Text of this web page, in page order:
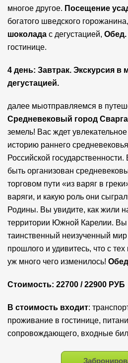
многое другое. Посещение
богатого шведского горожанина,
шоколада с дегустацией, Обед.
гостинице.
4 день: Завтрак. Экскурсия в
дегустацией.
далее мыотправляемся в
Средневековый город
земель! Вас ждет
историю раннего
Российской
быть организован
торговом пути «из варяг в
варяги, и какую роль они
Родины. Вы увидите, как жили
территории Южной Карелии. Вы
таинственный неизученный
прошлого и удивитесь, что с
уж много чего изменилось! Обед
Стоимость: 22700 / 22900 РУБ
В стоимость входит:
проживание в гостинице,
сопровождающего, входные